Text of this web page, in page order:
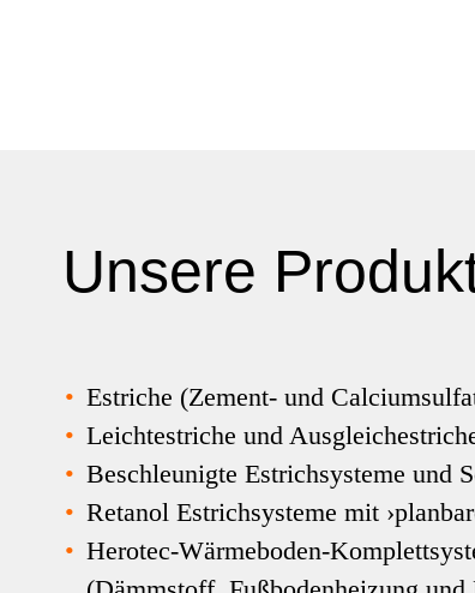
Unsere
• Estriche (Zement- und
• Leichtestriche und
• Beschleunigte Estrichsysteme und
• Retanol Estrichsysteme mit
• Herotec-Wärmeboden-